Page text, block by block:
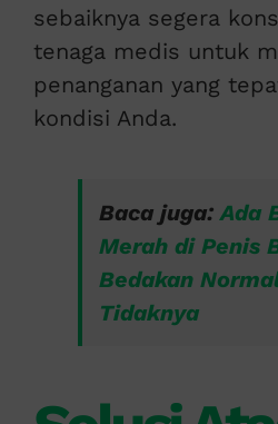
sebaiknya segera
tenaga medis untuk
penanganan yang
kondisi Anda.
Baca juga:Ada
Merah di Penis
Bedakan
Tidaknya